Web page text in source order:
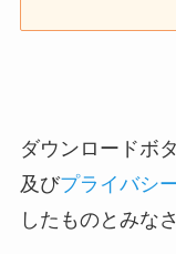
ダウンロードボ
及びプライバシ
したものとみな